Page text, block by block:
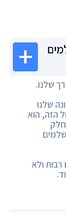
שלנו.
שלנו
הזה, הוא
רבות ולא